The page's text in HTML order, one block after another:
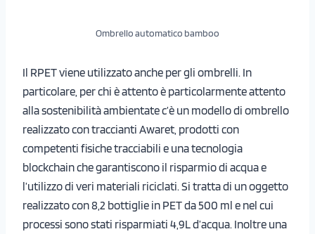
Ombrello automatico bamboo
Il RPET viene utilizzato anche per gli ombrelli. In
particolare, per chi è attento è particolarmente attento
alla sostenibilità ambientate c’è un modello di ombrello
realizzato con traccianti Awaret, prodotti con
competenti fisiche tracciabili e una tecnologia
blockchain che garantiscono il risparmio di acqua e
l’utilizzo di veri materiali riciclati. Si tratta di un oggetto
realizzato con 8,2 bottiglie in PET da 500 ml e nel cui
processi sono stati risparmiati 4,9L d’acqua. Inoltre una